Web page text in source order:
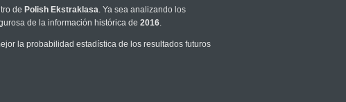
de Polish Ekstraklasa. Ya sea analizando los
de la información histórica de 2016.
la probabilidad estadística de los resultados futuros